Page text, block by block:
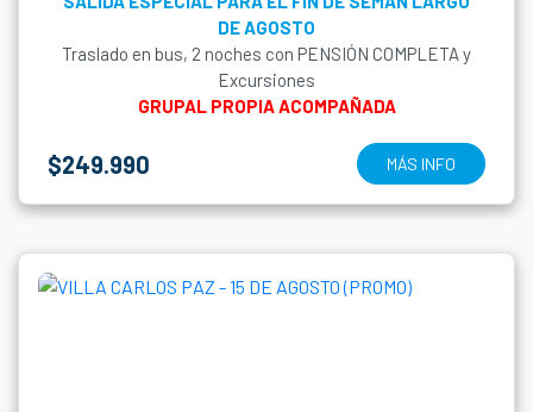
DE AGOSTO
Traslado en bus, 2 noches con PENSIÓN COMPLETA y
Excursiones
GRUPAL PROPIA ACOMPAÑADA
$249.990 MÁS INFO